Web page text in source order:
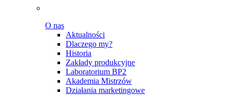
O nas
Aktualności
Dlaczego my?
Historia
Zakłady produkcyjne
Laboratorium BP2
Akademia Mistrzów
Działania marketingowe